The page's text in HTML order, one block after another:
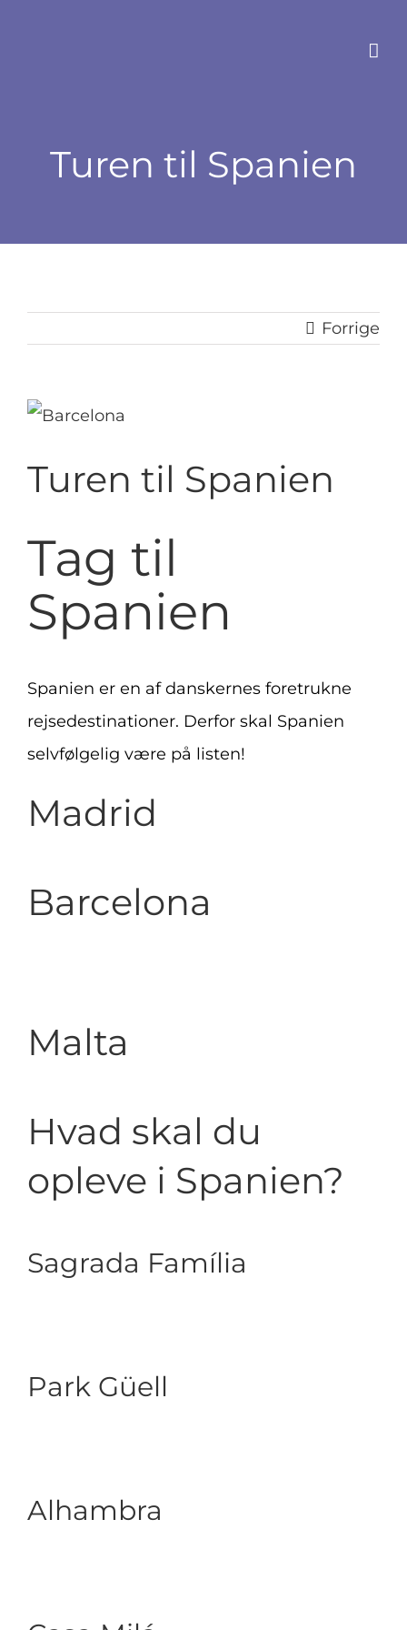
Turen til Spanien
Forrige
Se
billede
Turen til Spanien
Tag til
Spanien
Spanien er en af danskernes foretrukne
rejsedestinationer. Derfor skal Spanien
selvfølgelig være på listen!
Madrid
Barcelona
Malta
Hvad skal du
opleve i Spanien?
Sagrada Família
Park Güell
Alhambra